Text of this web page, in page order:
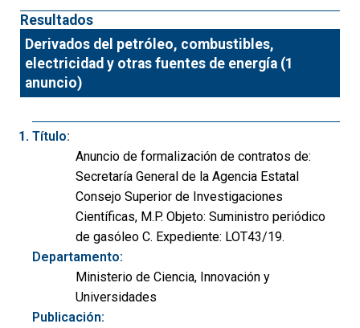
Resultados
Derivados del petróleo, combustibles,
electricidad y otras fuentes de energía (1
anuncio)
Título:
Anuncio de formalización de contratos de:
Secretaría General de la Agencia Estatal
Consejo Superior de Investigaciones
Científicas, M.P. Objeto: Suministro periódico
de gasóleo C. Expediente: LOT43/19.
Departamento:
Ministerio de Ciencia, Innovación y
Universidades
Publicación: